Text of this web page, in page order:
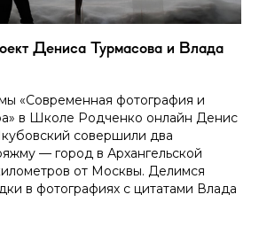
Дениса Турмасова и Влада
«Современная фотография и
в Школе Родченко онлайн Денис
совершили два
— город в Архангельской
от Москвы. Делимся
в фотографиях с цитатами Влада